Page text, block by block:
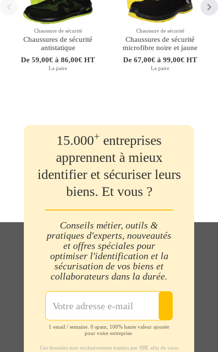
Chaussure de sécurité
Chaussures de sécurité
antistatique
De 59,00€ à 86,00€ HT
La paire
Chaussure de sécurité
Chaussures de sécurité
microfibre noire et jaune
De 67,00€ à 99,00€ HT
La paire
15.000+ entreprises
apprennent à mieux
identifier et sécuriser leurs
biens. Et vous ?
Conseils métier, outils &
pratiques d'experts, nouveautés
et offres spéciales pour
optimiser l'identification et la
sécurisation de vos biens et
collaborateurs dans la durée.
1 email / semaine. 0 spam, 100% haute valeur ajoutée
pour votre entreprise.
Ces données sont exclusivement traitées par SBE afin de vous